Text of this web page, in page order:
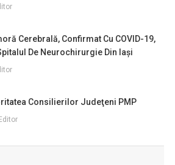
Cerebrală, Confirmat Cu COVID-19,
De Neurochirurgie Din Iași
Consilierilor Judeţeni PMP